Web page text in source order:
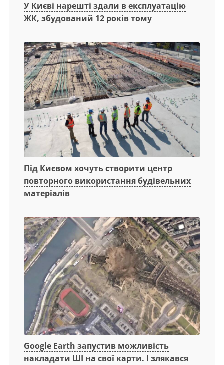
У Києві нарешті здали в експлуатацію
ЖК, збудований 12 років тому
Під Києвом хочуть створити центр
повторного використання будівельних
матеріалів
Google Earth запустив можливість
накладати ШІ на свої карти. І злякався